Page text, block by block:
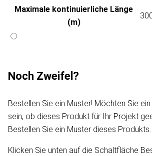
Maximale kontinuierliche Länge
(m)
Noch Zweifel?
Bestellen Sie ein Muster! Möchten Sie
sein, ob dieses Produkt für Ihr Projekt
Bestellen Sie ein Muster dieses
Klicken Sie unten auf die Schaltfläche